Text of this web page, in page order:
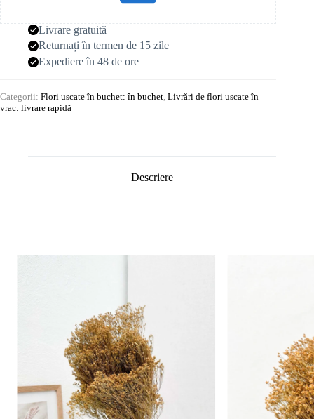
Livrare gratuită
Returnați în termen de 15 zile
Expediere în 48 de ore
Categorii: Flori uscate în buchet: în buchet, Livrări de flori uscate în
vrac: livrare rapidă
Descriere